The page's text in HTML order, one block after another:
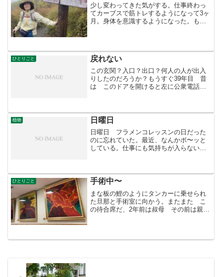
少し変わってきた気がする。仕事終わっ
てカーブスで筋トレするようになって3ヶ
月。身体を意識するようになった。もう
は楽勝だったが 帰りの...
ひとりごと 戻れない
この玄関？入口？出口？何人の人が出入
りしたのだろうか？もうすぐ39年目 昔
は このドアを開けると左に公衆電話が
でもあった。あっ！とい...
植物 日曜日
日曜日 フラメンコレッスンの日だった
のに忘れていた。最近、なんかボ〜ッと
している。仕事にも気持ちが入らない。
がないのだと、仕入れ先を変えるしかな
い。このコロナ不況で仕入...
ひとりごと 手術中〜
まな板の鯉のようにタンカーに乗せられ
た旦那と手術室に向かう。またまた こ
の待合席だ、2年前は叔母 その前は親
見ても心落ち着かない。そ...